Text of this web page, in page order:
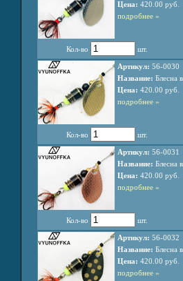
Цена: 420.00 руб.
подробнее »
Кол-во шт.
Артикул: 56-0030
Название: Блесна
Цена: 420.00 руб.
подробнее »
Кол-во шт.
Артикул: 56-0031
Название: Блесна
Цена: 420.00 руб.
подробнее »
Кол-во шт.
Артикул: 56-0032
Название: Блесна
Цена: 420.00 руб.
подробнее »